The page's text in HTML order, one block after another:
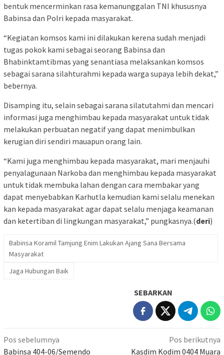
bentuk mencerminkan rasa kemanunggalan TNI khususnya
Babinsa dan Polri kepada masyarakat.
“Kegiatan komsos kami ini dilakukan kerena sudah menjadi
tugas pokok kami sebagai seorang Babinsa dan
Bhabinktamtibmas yang senantiasa melaksankan komsos
sebagai sarana silahturahmi kepada warga supaya lebih dekat,”
bebernya.
Disamping itu, selain sebagai sarana silatutahmi dan mencari
informasi juga menghimbau kepada masyarakat untuk tidak
melakukan perbuatan negatif yang dapat menimbulkan
kerugian diri sendiri mauapun orang lain.
“Kami juga menghimbau kepada masyarakat, mari menjauhi
penyalagunaan Narkoba dan menghimbau kepada masyarakat
untuk tidak membuka lahan dengan cara membakar yang
dapat menyebabkan Karhutla kemudian kami selalu menekan
kan kepada masyarakat agar dapat selalu menjaga keamanan
dan ketertiban di lingkungan masyarakat,” pungkasnya.(deri)
Babinsa Koramil Tamjung Enim Lakukan Ajang Sana Bersama
Masyarakat
Jaga Hubungan Baik
SEBARKAN
Navigasi
Pos sebelumnya
Babinsa 404-06/Semendo
Pos berikutnya
Kasdim Kodim 0404 Muara